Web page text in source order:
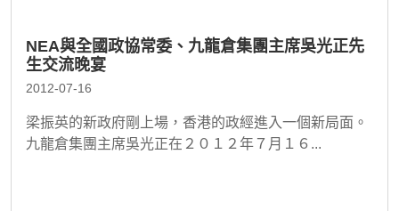
NEA與全國政協常委、九龍倉集團主席吳光正先
生交流晚宴
2012-07-16
梁振英的新政府剛上場，香港的政經進入一個新局面。
九龍倉集團主席吳光正在２０１２年７月１６...